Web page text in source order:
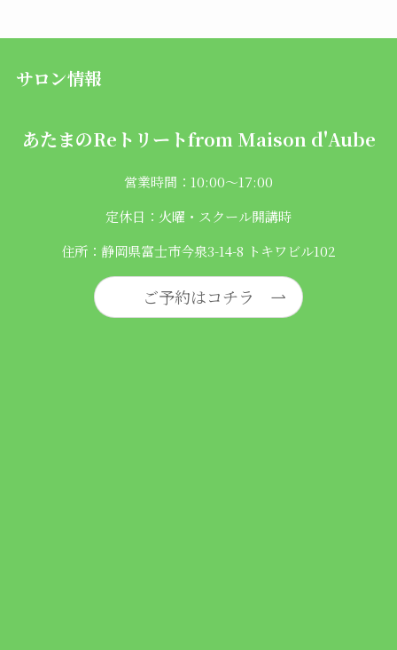
サロン情報
あたまのReトリートfrom Maison d'Aube
営業時間：10:00〜17:00
定休日：火曜・スクール開講時
住所：静岡県富士市今泉3-14-8 トキワビル102
ご予約はコチラ